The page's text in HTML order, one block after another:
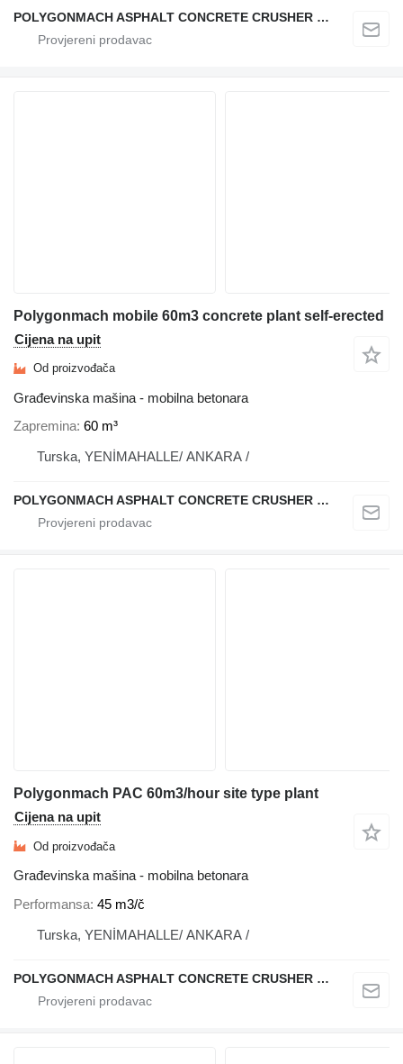
POLYGONMACH ASPHALT CONCRETE CRUSHER SYSTEMS
Polygonmach mobile 60m3 concrete plant self-erected
Cijena na upit
Od proizvođača
Građevinska mašina - mobilna betonara
Zapremina 60 m³
Turska, YENİMAHALLE/ ANKARA /
POLYGONMACH ASPHALT CONCRETE CRUSHER SYSTEMS
Polygonmach PAC 60m3/hour site type plant
Cijena na upit
Od proizvođača
Građevinska mašina - mobilna betonara
Performansa 45 m3/č
Turska, YENİMAHALLE/ ANKARA /
POLYGONMACH ASPHALT CONCRETE CRUSHER SYSTEMS